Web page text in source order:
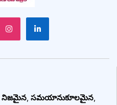
నిజమైన, సమయానుకూలమైన,